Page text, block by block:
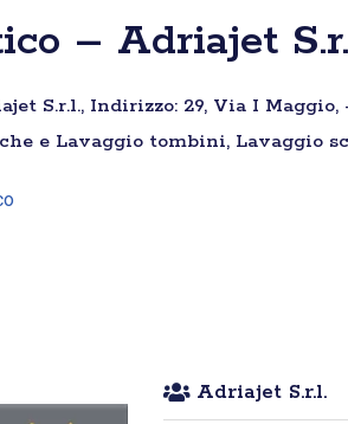
– Adriajet
S.r.l., Indirizzo: 29, Via I Maggio,
e Lavaggio tombini, Lavaggio
Adriajet S.r.l.